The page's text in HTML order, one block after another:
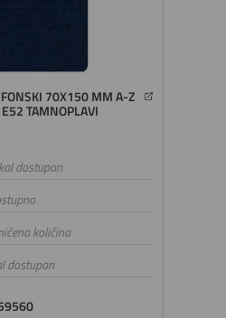
70X150 MM A-Z
TAMNOPLAVI
dostupan
količina
dostupan